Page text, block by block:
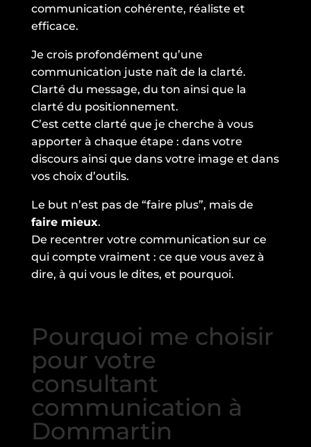
communication cohérente, réaliste et
efficace.
Je crois profondément qu’une
communication juste naît de la clarté.
Clarté du message, du ton ainsi que la
clarté du positionnement.
C’est cette clarté que je cherche à vous
apporter à chaque étape : dans votre
discours ainsi que dans votre image et dans
vos choix d’outils.
Le but n’est pas de “faire plus”, mais de
faire mieux.
De recentrer votre communication sur ce
qui compte vraiment : ce que vous avez à
dire, à qui vous le dites, et pourquoi.
Pourquoi me choisir
pour votre
consultant
communication à
Dommartin